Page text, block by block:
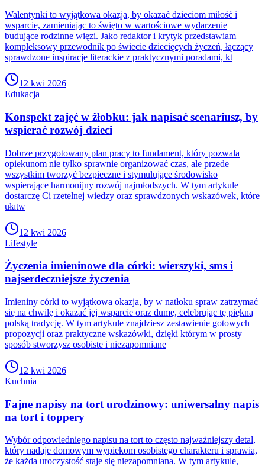
Walentynki to wyjątkowa okazja, by okazać dzieciom miłość i
wsparcie, zamieniając to święto w wartościowe wydarzenie
budujące rodzinne więzi. Jako redaktor i krytyk przedstawiam
kompleksowy przewodnik po świecie dziecięcych życzeń, łączący
sprawdzone inspiracje literackie z praktycznymi poradami, kt
12 kwi 2026
Edukacja
Konspekt zajęć w żłobku: jak napisać scenariusz, by
wspierać rozwój dzieci
Dobrze przygotowany plan pracy to fundament, który pozwala
opiekunom nie tylko sprawnie organizować czas, ale przede
wszystkim tworzyć bezpieczne i stymulujące środowisko
wspierające harmonijny rozwój najmłodszych. W tym artykule
dostarczę Ci rzetelnej wiedzy oraz sprawdzonych wskazówek, które
ułatw
12 kwi 2026
Lifestyle
Życzenia imieninowe dla córki: wierszyki, sms i
najserdeczniejsze życzenia
Imieniny córki to wyjątkowa okazja, by w natłoku spraw zatrzymać
się na chwilę i okazać jej wsparcie oraz dumę, celebrując tę piękną
polską tradycję. W tym artykule znajdziesz zestawienie gotowych
propozycji oraz praktyczne wskazówki, dzięki którym w prosty
sposób stworzysz osobiste i niezapomniane
12 kwi 2026
Kuchnia
Fajne napisy na tort urodzinowy: uniwersalny napis
na tort i toppery
Wybór odpowiedniego napisu na tort to często najważniejszy detal,
który nadaje domowym wypiekom osobistego charakteru i sprawia,
że każda uroczystość staje się niezapomniana. W tym artykule,